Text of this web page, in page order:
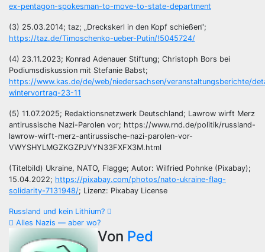
ex-pentagon-spokesman-to-move-to-state-department
(3) 25.03.2014; taz; „Dreckskerl in den Kopf schießen“;
https://taz.de/Timoschenko-ueber-Putin/!5045724/
(4) 23.11.2023; Konrad Adenauer Stiftung; Christoph Bors bei
Podiumsdiskussion mit Stefanie Babst;
https://www.kas.de/de/web/niedersachsen/veranstaltungsberichte/
wintervortrag-23-11
(5) 11.07.2025; Redaktionsnetzwerk Deutschland; Lawrow wirft Merz
antirussische Nazi-Parolen vor; https://www.rnd.de/politik/russland-
lawrow-wirft-merz-antirussische-nazi-parolen-vor-
VWYSHYLMGZKGZPJVYN33FXFX3M.html
(Titelbild) Ukraine, NATO, Flagge; Autor: Wilfried Pohnke (Pixabay);
15.04.2022; https://pixabay.com/photos/nato-ukraine-flag-
solidarity-7131948/; Lizenz: Pixabay License
Beitragsnavigation
Russland und kein Lithium?
Alles Nazis — aber wo?
Von Ped